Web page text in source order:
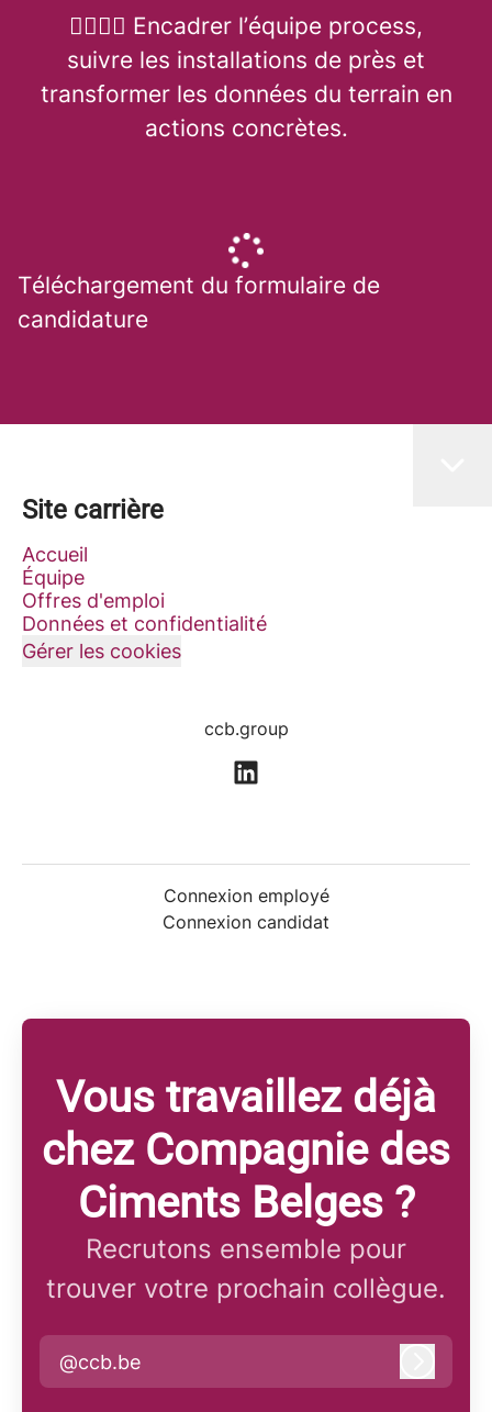
👷‍♂️👷‍♀️ Encadrer l’équipe process,
suivre les installations de près et
transformer les données du terrain en
actions concrètes.
Téléchargement du formulaire de
candidature
Site carrière
Accueil
Équipe
Offres d'emploi
Données et confidentialité
Gérer les cookies
ccb.group
Connexion employé
Connexion candidat
Vous travaillez déjà
chez Compagnie des
Ciments Belges ?
Recrutons ensemble pour
trouver votre prochain collègue.
@ccb.be